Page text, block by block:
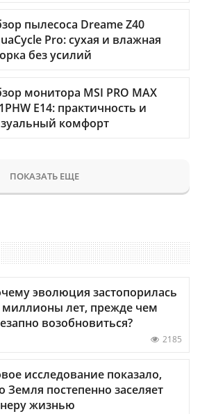
пылесоса Dreame Z40
Pro: сухая и влажная
без усилий
монитора MSI PRO MAX
E14: практичность и
комфорт
ПОКАЗАТЬ ЕЩЕ
эволюция застопорилась
миллионы лет, прежде чем
возобновиться?
2185
исследование показало,
Земля постепенно заселяет
жизнью